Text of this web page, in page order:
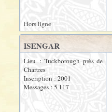
Hors ligne
ISENGAR
Lieu : Tuckborough près de
Chartres
Inscription : 2001
Messages : 5 117